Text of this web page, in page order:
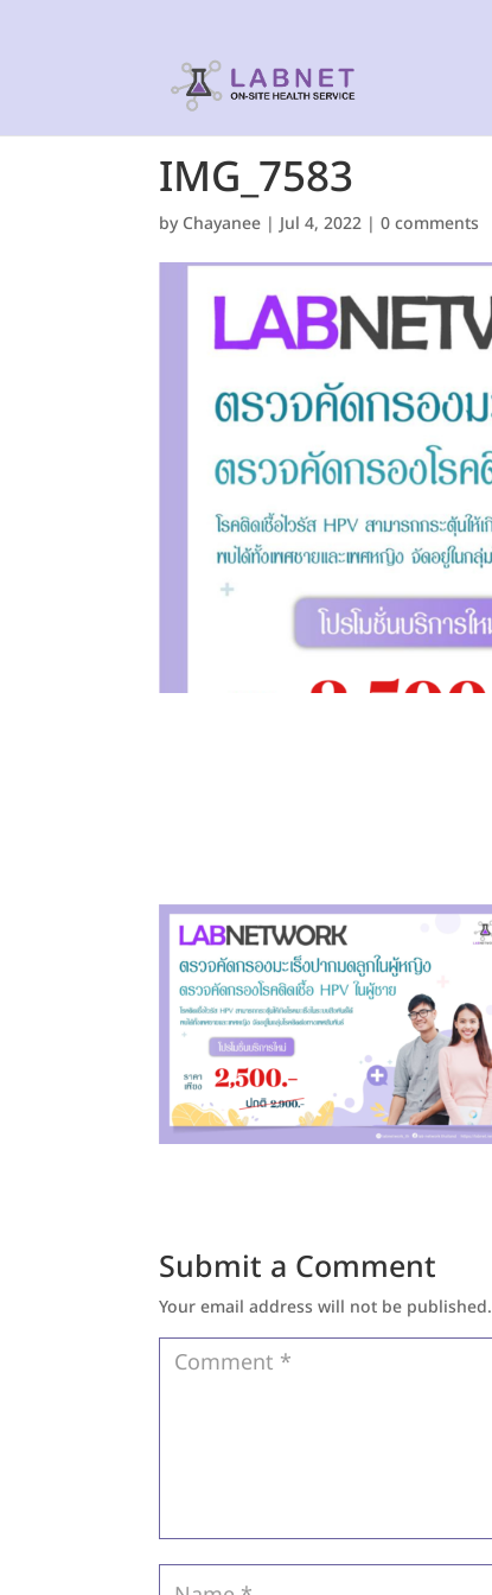
IMG_7583
by Chayanee | Jul 4, 2022 |0 comments
Submit a Comment
Your email address will not be published.